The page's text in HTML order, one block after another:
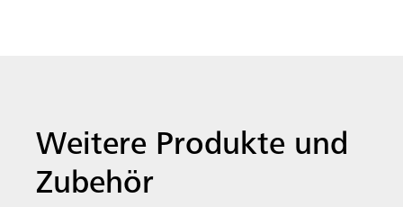
Das systemunabhängige MEVA Zubehör
umfasst clevere Lösungen wie Schnellanker,